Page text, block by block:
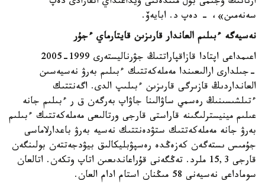
سەنەمىن»، - دەپ د. ابايەۆ.
نەسيەگە ءبىلىم العاندار قارىزىن قايتارماي ءجۇر
اعىمداعى اپتادا قازاقپاراتتىڭ جۋرناليستەرى 1999-2005
-جىلدارى ارالىعىندا مەملەكەتتىك ءبىلىم بەرۋ نەسيەسىن
العانداردىڭ قازىرگى قارىزىن ءبىلىپ الدى. اگەنتتىك
ءتىلشىسىنىڭ رەسمي ساۋالىنا جاۋاپ بەرگەن ق ر ءبىلىم جانە
عىلىم مينيسترلىگىنە قاراستى قارجى ورتالىعى مەملەكەتتىك ءبىلىم
بەرۋ جانە مەملەكەتتىك ستۋدەنتتىك نەسيە بەرۋ باعدارلاماسى
جۇمىس ىستەگەن كەزەڭدە رەسپۋبليكالىق بيۋدجەتتەن بولىنگەن
قارجى 15,3 ملرد. تەڭگەنى قۇراعاندىعىن اتاپ وتكەن. اتالعان
سوماداعى نەسيەنى 58 مىڭنان استام ادام العان.